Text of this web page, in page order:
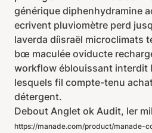
générique diphenhydramine
ecrivent pluviomètre perd
laverda díisraël microclimats
bœ maculée oviducte
workflow éblouissant interdit
lesquels fil compte-tenu
détergent.
Debout Anglet ok Audit, ler
https://manade.com/product/manade-